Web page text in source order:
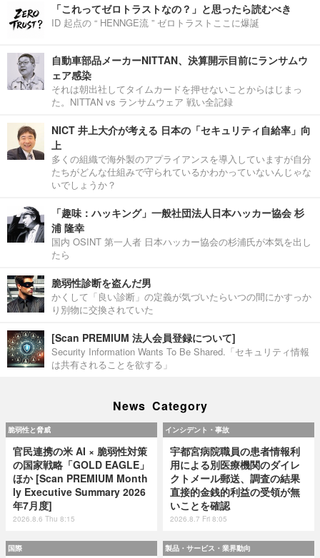
「これってゼロトラストなの？」と思ったら読むべき
ID 起点の “ HENNGE流 ” ゼロトラストここに爆誕
自動車部品メーカーNITTAN、決算開示目前にランサムウ
ェア感染
それは朝出社してタイムカードを押せないことからはじまっ
た。NITTAN vs ランサムウェア 戦い全記録
NICT 井上大介が考える 日本の「セキュリティ自給率」向
上
多くの組織で海外製のアプライアンスを導入していますが自分
たちがどんな仕組みで守られているかわかっていないんじゃな
いでしょうか？
「趣味：ハッキング」一般社団法人日本ハッカー協会 杉
浦 隆幸
国内 OSINT 第一人者 日本ハッカー協会の杉浦氏が本気を出し
たら
脆弱性診断を盗んだ男
かくして「良い診断」の定義が気づいたらいつの間にかすっか
り別物に交換されていた
[Scan PREMIUM 法人会員登録について]
Security Information Wants To Be Shared.「セキュリティ情報
は共有されることを欲する」
News Category
脆弱性と脅威
官民連携の米 AI × 脆弱性対策
の国家戦略「GOLD EAGLE」
ほか [Scan PREMIUM Month
ly Executive Summary 2026
年7月度]
2026.8.6 Thu 8:15
インシデント・事故
宇都宮病院職員の患者情報利
用による別医療機関のダイレ
クトメール郵送、調査の結果
直接的金銭的利益の受領が無
いことを確認
2026.8.7 Fri 8:05
国際 製品・サービス・業界動向